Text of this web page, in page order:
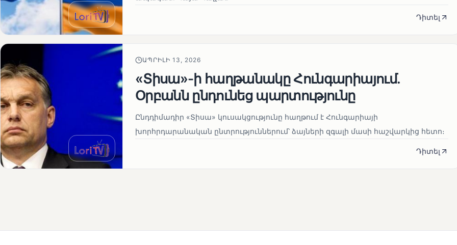
Դիտել
ԱՊՐԻԼԻ 13, 2026
«Տիսա»-ի հաղթանակը Հունգարիայում․
Օրբանն ընդունեց պարտությունը
Ընդդիմադիր «Տիսա» կուսակցությունը հաղթում է Հունգարիայի
խորհրդարանական ընտրություններում՝ ձայների զգալի մասի հաշվարկից հետո։
Դիտել